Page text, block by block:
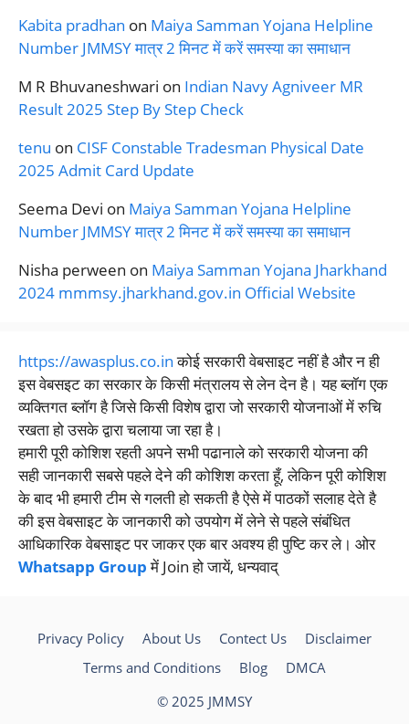
Kabita pradhan on Maiya Samman Yojana Helpline
Number JMMSY मात्र 2 मिनट में करें समस्या का समाधान
M R Bhuvaneshwari on Indian Navy Agniveer MR
Result 2025 Step By Step Check
tenu on CISF Constable Tradesman Physical Date
2025 Admit Card Update
Seema Devi on Maiya Samman Yojana Helpline
Number JMMSY मात्र 2 मिनट में करें समस्या का समाधान
Nisha perween on Maiya Samman Yojana Jharkhand
2024 mmmsy.jharkhand.gov.in Official Website
https://awasplus.co.inकोई सरकारी वेबसाइट नहीं है और न ही
इस वेबसइट का सरकार के किसी मंत्रालय से लेन देन है। यह ब्लॉग एक
व्यक्तिगत ब्लॉग है जिसे किसी विशेष द्वारा जो सरकारी योजनाओं में रुचि
रखता हो उसके द्वारा चलाया जा रहा है।
हमारी पूरी कोशिश रहती अपने सभी पढानाले को सरकारी योजना की
सही जानकारी सबसे पहले देने की कोशिश करता हूँ, लेकिन पूरी कोशिश
के बाद भी हमारी टीम से गलती हो सकती है ऐसे में पाठकों सलाह देते है
की इस वेबसाइट के जानकारी को उपयोग में लेने से पहले संबंधित
आधिकारिक वेबसाइट पर जाकर एक बार अवश्य ही पुष्टि कर ले। ओर
Whatsapp Groupमें Join हो जायें, धन्यवाद्
Privacy Policy About Us Contect Us
Disclaimer
Terms and Conditions
Blog
DMCA
© 2025 JMMSY